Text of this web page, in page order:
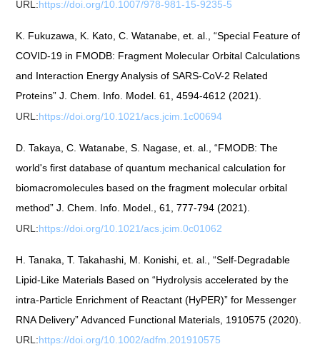
URL:https://doi.org/10.1007/978-981-15-9235-5
K. Fukuzawa, K. Kato, C. Watanabe, et. al., “Special Feature of
COVID-19 in FMODB: Fragment Molecular Orbital Calculations
and Interaction Energy Analysis of SARS-CoV-2 Related
Proteins” J. Chem. Info. Model. 61, 4594-4612 (2021).
URL:https://doi.org/10.1021/acs.jcim.1c00694
D. Takaya, C. Watanabe, S. Nagase, et. al., “FMODB: The
world's first database of quantum mechanical calculation for
biomacromolecules based on the fragment molecular orbital
method” J. Chem. Info. Model., 61, 777-794 (2021).
URL:https://doi.org/10.1021/acs.jcim.0c01062
H. Tanaka, T. Takahashi, M. Konishi, et. al., “Self‐Degradable
Lipid‐Like Materials Based on “Hydrolysis accelerated by the
intra‐Particle Enrichment of Reactant (HyPER)” for Messenger
RNA Delivery” Advanced Functional Materials, 1910575 (2020).
URL:https://doi.org/10.1002/adfm.201910575